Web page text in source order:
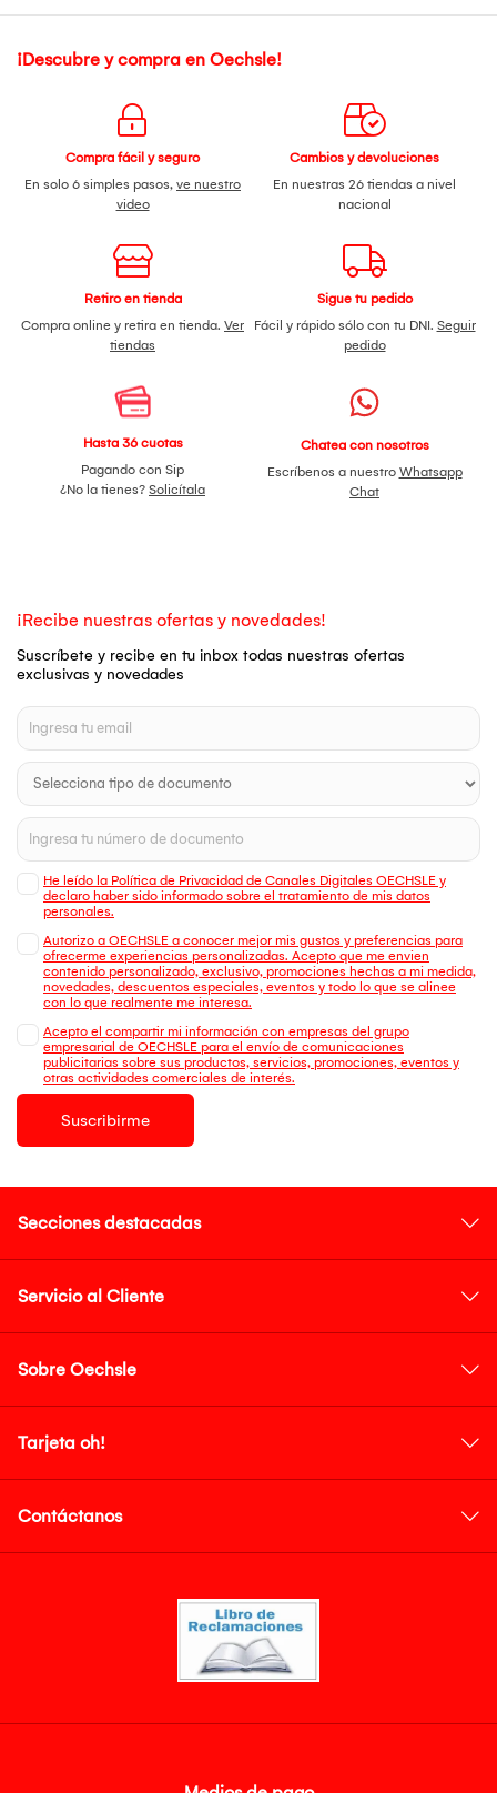
¡Descubre y compra en Oechsle!
Compra fácil y seguro
En solo 6 simples pasos, ve nuestro
video
Cambios y devoluciones
En nuestras 26 tiendas a nivel
nacional
Retiro en tienda
Compra online y retira en tienda. Ver
tiendas
Sigue tu pedido
Fácil y rápido sólo con tu DNI. Seguir
pedido
Hasta 36 cuotas
Pagando con Sip
¿No la tienes? Solicítala
Chatea con nosotros
Escríbenos a nuestro Whatsapp
Chat
¡Recibe nuestras ofertas y novedades!
Suscríbete y recibe en tu inbox todas nuestras ofertas
exclusivas y novedades
He leído la Política de Privacidad de Canales Digitales OECHSLE y
declaro haber sido informado sobre el tratamiento de mis datos
personales.
Autorizo a OECHSLE a conocer mejor mis gustos y preferencias para
ofrecerme experiencias personalizadas. Acepto que me envien
contenido personalizado, exclusivo, promociones hechas a mi medida,
novedades, descuentos especiales, eventos y todo lo que se alinee
con lo que realmente me interesa.
Acepto el compartir mi información con empresas del grupo
empresarial de OECHSLE para el envío de comunicaciones
publicitarias sobre sus productos, servicios, promociones, eventos y
otras actividades comerciales de interés.
Suscribirme
Secciones destacadas
Servicio al Cliente
Sobre Oechsle
Tarjeta oh!
Contáctanos